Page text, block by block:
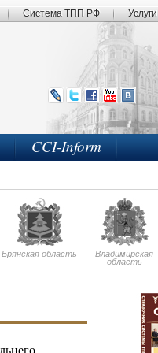
Система ТПП РФ Услуги
CCI-Inform
Брянская область
Владимирская
область